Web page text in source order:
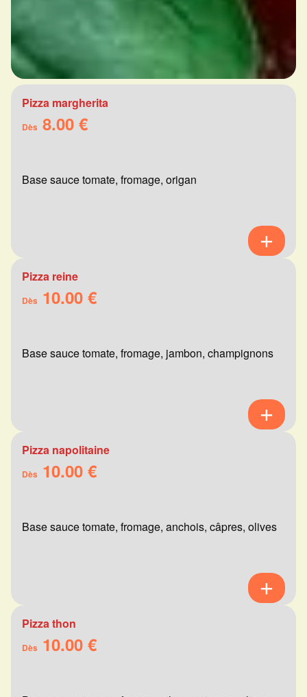
Pizza margherita
Dès 8.00 €
Base sauce tomate, fromage, origan
Pizza reine
Dès 10.00 €
Base sauce tomate, fromage, jambon, champignons
Pizza napolitaine
Dès 10.00 €
Base sauce tomate, fromage, anchois, câpres, olives
Pizza thon
Dès 10.00 €